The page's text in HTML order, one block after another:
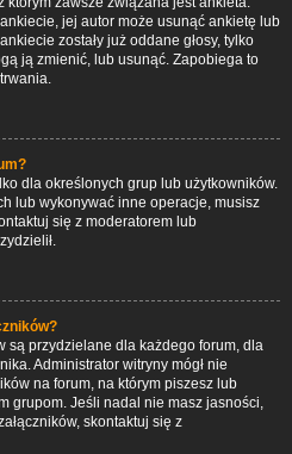
jej autor może usunąć ankietę lub
zostały już oddane głosy, tylko
ją zmienić, lub usunąć. Zapobiega to
dla określonych grup lub użytkowników.
lub wykonywać inne operacje, musisz
się z moderatorem lub
są przydzielane dla każdego forum, dla
Administrator witryny mógł nie
na forum, na którym piszesz lub
grupom. Jeśli nadal nie masz jasności,
skontaktuj się z